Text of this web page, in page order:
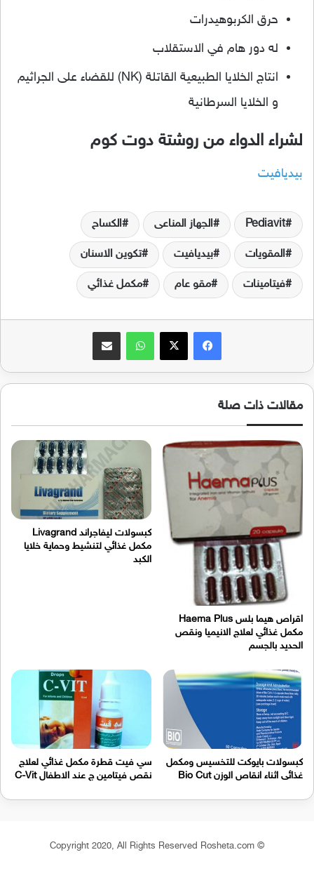
حرق الكربوهيدرات
له دور هام في الاستقلاب
انتاج الخلايا الطبيعية القاتلة (NK) للقضاء على الجراثيم
و الخلايا السرطانية
لشراء الدواء من روشتة دوت كوم
بيديافيت
Pediavit الجهاز المناعى الكساح
المقويات بيديافيت تكوين الاسنان
فيتامينات مقو عام مكمل غذائي
فيسبوك واتساب
مقالات ذات صلة
اقراص هيما بلس Haema Plus
مكمل غذائي لعلاج الانيميا ونقص
الحديد بالجسم
كبسولات ليفاجراند Livagrand
مكمل غذائي لتنشيط وحماية خلايا
الكبد
كبسولات بايوكت للتخسيس ومكمل
غذائى اثناء انقاص الوزن Bio Cut
سي فيت قطرة مكمل غذائي لعلاج
نقص فيتامين ج عند الاطفال C-Vit
© Copyright 2020, All Rights Reserved Rosheta.com